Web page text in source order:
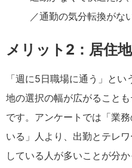
／通勤の気分転換がな
メリット2：居住
「週に5日職場に通う」と
地の選択の幅が広がること
です。アンケートでは「業
いる」人より、出勤とテレ
している人が多いことが分